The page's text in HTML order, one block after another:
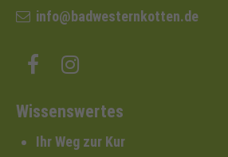
info@badwesternkotten.de
Wissenswertes
Ihr Weg zur Kur